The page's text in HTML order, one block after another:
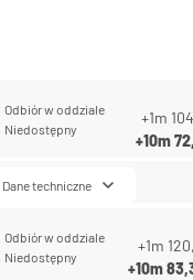
Odbiór w oddziale
Niedostępny
+1m
+10m
Dane techniczne
Odbiór w oddziale
Niedostępny
+1m
+10m